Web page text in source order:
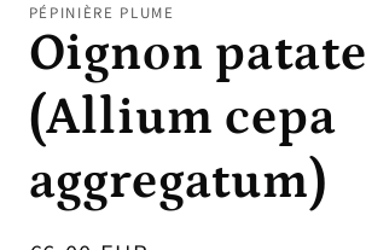
1
dans
une
fenêtre
modale
PÉPINIÈRE PLUME
Oignon patate
(Allium cepa
aggregatum)